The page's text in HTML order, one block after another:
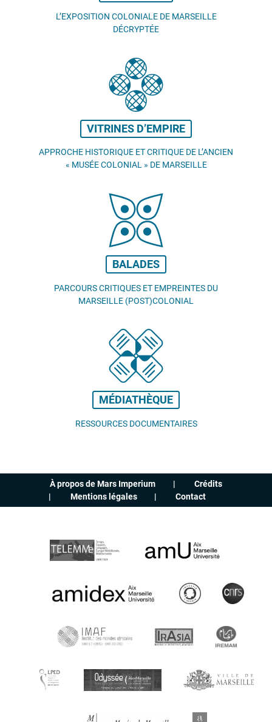
L’EXPOSITION COLONIALE DE MARSEILLE
DÉCRYPTÉE
VITRINES D’EMPIRE
APPROCHE HISTORIQUE ET CRITIQUE DE L’ANCIEN
« MUSÉE COLONIAL » DE MARSEILLE
BALADES
PARCOURS CRITIQUES ET EMPREINTES DU
MARSEILLE (POST)COLONIAL
MÉDIATHÈQUE
RESSOURCES DOCUMENTAIRES
À propos de Mars Imperium
Crédits
Mentions légales
Contact